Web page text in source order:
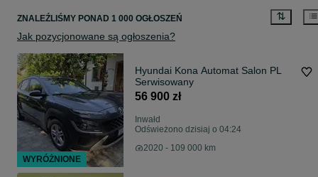
ZNALEŹLIŚMY PONAD 1 000 OGŁOSZEŃ
Jak pozycjonowane są ogłoszenia?
Hyundai Kona Automat Salon PL
Serwisowany
56 900 zł
Inwałd
Odświeżono dzisiaj o 04:24
2020 - 109 000 km
WYRÓŻNIONE